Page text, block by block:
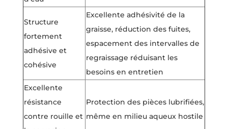
Structure
fortement
adhésive et
cohésive
Excellente adhésivité de la
graisse, réduction des fuites,
espacement des intervalles de
regraissage réduisant les
besoins en entretien
Excellente
résistance
contre rouille et
Protection des pièces lubrifiées,
même en milieu aqueux hostile